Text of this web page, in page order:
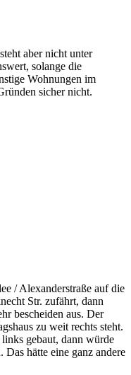
aber nicht unter
solange die
Wohnungen im
sicher nicht.
/ Alexanderstraße auf die
Str. zufährt, dann
bescheiden aus. Der
zu weit rechts steht.
gebaut, dann würde
Das hätte eine ganz andere